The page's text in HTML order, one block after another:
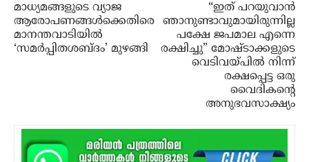
മാധ്യമങ്ങളുടെ വ്യാജ
ആരോപണങ്ങള്‍ക്കെതിരെ
മാനന്തവാടിയില്‍
‘സമര്‍പ്പിതശബ്ദം’ മുഴങ്ങി
“ഇത് പറയുവാന്‍
ഞാനുണ്ടാവുമായിരുന്നില്ല
പക്ഷേ ജപമാല എന്നെ
രക്ഷിച്ചു” മോഷ്ടാക്കളുടെ
വെടിവയ്പില്‍ നിന്ന്
രക്ഷപ്പെട്ട ഒരു
വൈദികന്റെ
അനുഭവസാക്ഷ്യം